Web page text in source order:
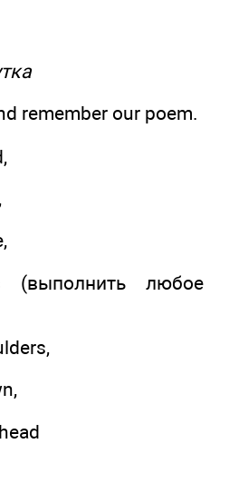
remember our poem.
любое